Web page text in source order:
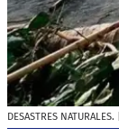
DESASTRES NATURALES.